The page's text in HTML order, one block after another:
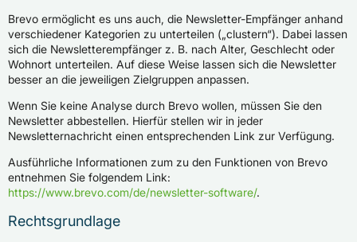
Brevo ermöglicht es uns auch, die Newsletter-Empfänger anhand
verschiedener Kategorien zu unterteilen („clustern“). Dabei lassen
sich die Newsletterempfänger z. B. nach Alter, Geschlecht oder
Wohnort unterteilen. Auf diese Weise lassen sich die Newsletter
besser an die jeweiligen Zielgruppen anpassen.
Wenn Sie keine Analyse durch Brevo wollen, müssen Sie den
Newsletter abbestellen. Hierfür stellen wir in jeder
Newsletternachricht einen entsprechenden Link zur Verfügung.
Ausführliche Informationen zum zu den Funktionen von Brevo
entnehmen Sie folgendem Link:
https://www.brevo.com/de/newsletter-software/.
Rechtsgrundlage